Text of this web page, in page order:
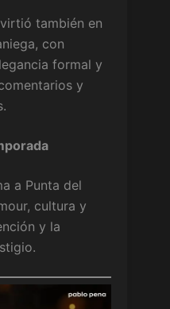
también en
con
formal y
y
a Punta del
cultura y
y la